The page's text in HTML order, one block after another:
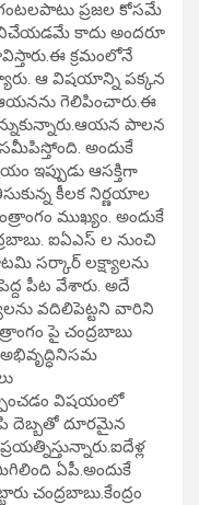
గంటలపాటు ప్రజల కోసమే
కాదు అందరూ
క్రమంలోనే
ఆ విషయాన్ని పక్కన
గెలిపించారు.ఈ
పాలన
అందుకే
ఇప్పుడు ఆసక్తిగా
కీలక నిర్ణయాల
ముఖ్యం. అందుకే
ఐఏఎస్ ల నుంచి
సర్కార్ లక్ష్యాలను
పీట వేశారు. అదే
వదిలిపెట్టని వారిని
పై చంద్రబాబు
విషయంలో
దెబ్బతో దూరమైన
ఏపీ.అందుకే
చంద్రబాబు.కేంద్రం